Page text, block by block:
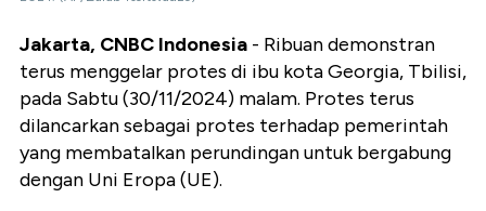
Jakarta, CNBC Indonesia - Ribuan demonstran
terus menggelar protes di ibu kota Georgia, Tbilisi,
pada Sabtu (30/11/2024) malam. Protes terus
dilancarkan sebagai protes terhadap pemerintah
yang membatalkan perundingan untuk bergabung
dengan Uni Eropa (UE).